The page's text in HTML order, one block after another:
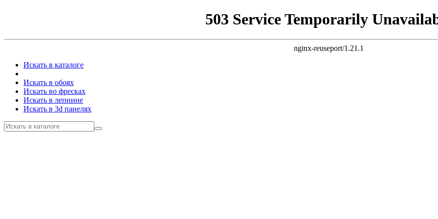
503 Service Temporarily
nginx-reuseport/1.21.1
Искать в каталоге
Искать в обоях
Искать во фресках
Искать в лепнине
Искать в 3d панелях